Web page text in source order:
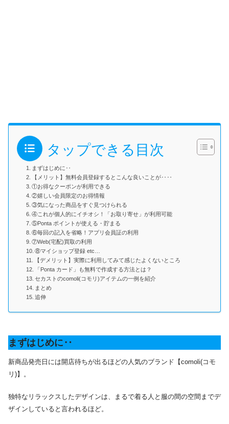
タップできる目次
まずはじめに‥
【メリット】無料会員登録するとこんな良いことが‥‥
①お得なクーポンが利用できる
②嬉しい会員限定のお得情報
③気になった商品をすぐ見つけられる
④これが個人的にイチオシ！「お取り寄せ」が利用可能
⑤Ponta ポイントが使える・貯まる
⑥毎回の記入を省略！アプリ会員証の利用
⑦Web(宅配)買取の利用
⑧マイショップ登録 etc…
【デメリット】実際に利用してみて感じたよくないところ
「Ponta カード」も無料で作成する方法とは？
セカストのcomoli(コモリ)アイテムの一例を紹介
まとめ
追伸
まずはじめに‥
新商品発売日には開店待ちが出るほどの人気のブランド【comoli(コモ
リ)】。
独特なリラックスしたデザインは、まるで着る人と服の間の空間までデ
ザインしていると言われるほど。